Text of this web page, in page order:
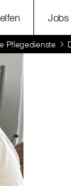
Jobs
Pflegedienste